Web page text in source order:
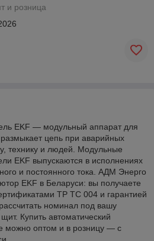
и розница
EKF — модульный аппарат для
цепь при аварийных
технику и людей. Модульные
EKF выпускаются в исполнениях
и постоянного тока. АДМ Энерго
EKF в Беларуси: вы получаете
ТР ТС 004 и гарантией
номинал под вашу
Купить автоматический
можно оптом и в розницу — с